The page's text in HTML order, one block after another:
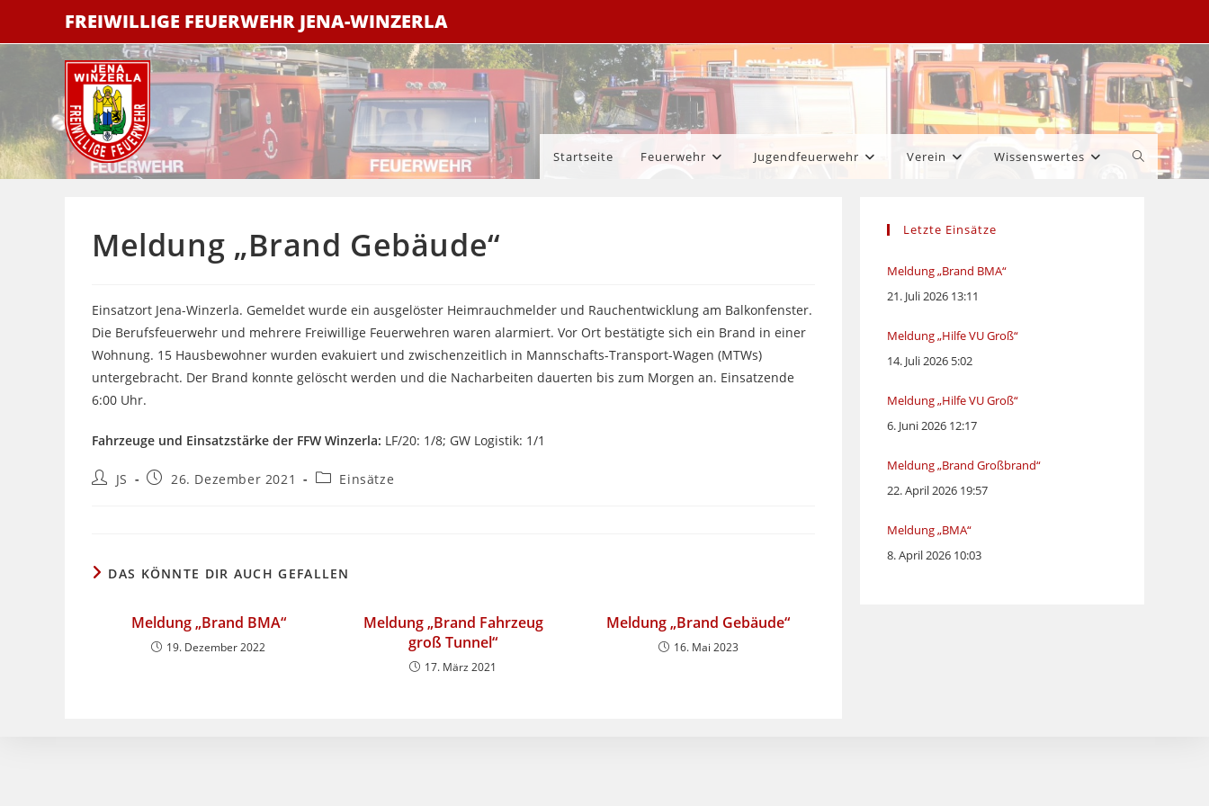
FREIWILLIGE FEUERWEHR JENA-WINZERLA
Startseite Feuerwehr Jugendfeuerwehr Verein Wissenswertes Website-
Meldung „Brand Gebäude“
Einsatzort Jena-Winzerla. Gemeldet wurde ein ausgelöster Heimrauchmelder und Rauchentwicklung am Balkonfenster.
Die Berufsfeuerwehr und mehrere Freiwillige Feuerwehren waren alarmiert. Vor Ort bestätigte sich ein Brand in einer
Wohnung. 15 Hausbewohner wurden evakuiert und zwischenzeitlich in Mannschafts-Transport-Wagen (MTWs)
untergebracht. Der Brand konnte gelöscht werden und die Nacharbeiten dauerten bis zum Morgen an. Einsatzende
6:00 Uhr.
Fahrzeuge und Einsatzstärke der FFW Winzerla: LF/20: 1/8; GW Logistik: 1/1
Beitrags-
JS
Beitrag26. Dezember 2021
Beitrags-
Einsätze
DAS KÖNNTE DIR AUCH GEFALLEN
Meldung „Brand BMA“
19. Dezember 2022
Meldung „Brand Fahrzeug
groß Tunnel“
17. März 2021
Meldung „Brand Gebäude“
16. Mai 2023
Letzte Einsätze
Meldung „Brand BMA“
21. Juli 2026 13:11
Meldung „Hilfe VU Groß“
14. Juli 2026 5:02
Meldung „Hilfe VU Groß“
6. Juni 2026 12:17
Meldung „Brand Großbrand“
22. April 2026 19:57
Meldung „BMA“
8. April 2026 10:03